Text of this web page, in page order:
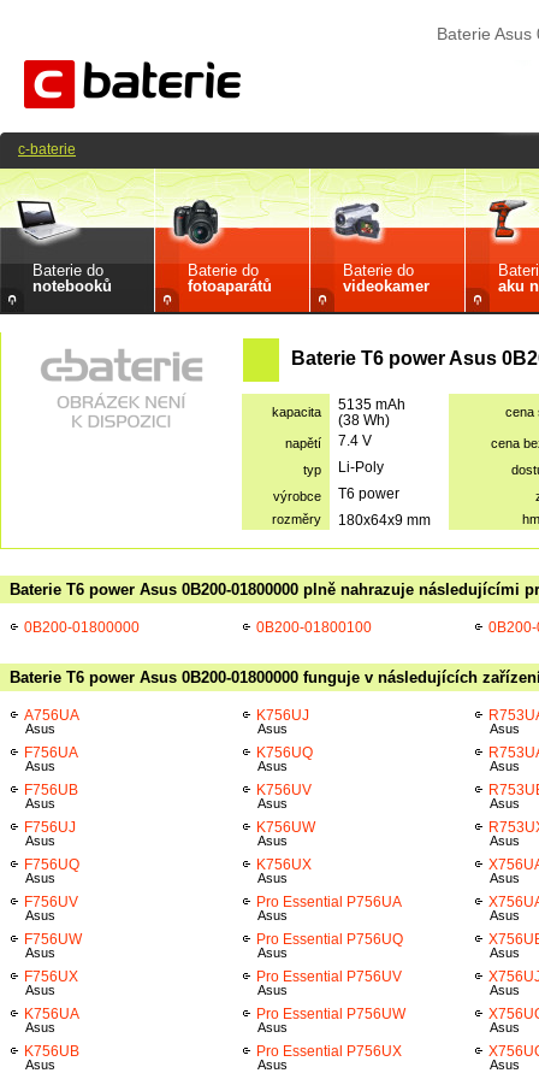
Baterie
Baterie do
notebooků
Baterie do
fotoaparátů
Baterie do
videokamer
aku
Baterie T6 power Asus
kapacita
5135 mAh
(38 Wh)
cena
napětí 7.4 V
cena
typ
Li-Poly
výrobce
T6 power
rozměry
180x64x9 mm
Baterie T6 power Asus 0B200-01800000 plně nahrazuje následujícími
0B200-01800000 0B200-01800100
Baterie T6 power Asus 0B200-01800000 funguje v následujících
A756UA
Asus
F756UA
Asus
F756UB
Asus
F756UJ
Asus
F756UQ
Asus
F756UV
Asus
F756UW
Asus
F756UX
Asus
K756UA
Asus
K756UB
Asus
K756UJ
Asus
K756UQ
Asus
K756UV
Asus
K756UW
Asus
K756UX
Asus
Pro Essential P756UA
Asus
Pro Essential P756UQ
Asus
Pro Essential P756UV
Asus
Pro Essential P756UW
Asus
Pro Essential P756UX
Asus
Asus
Asus
Asus
Asus
Asus
Asus
Asus
Asus
Asus
Asus
c-baterie